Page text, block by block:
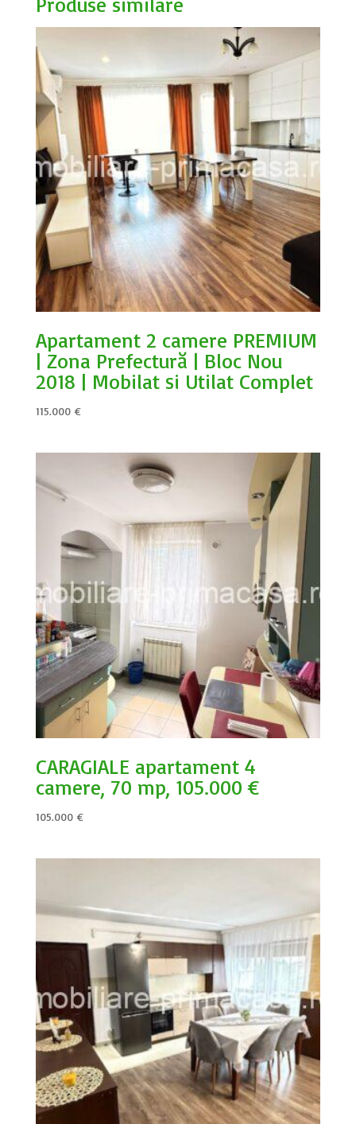
Apartament 2 camere PREMIUM
| Zona Prefectură | Bloc Nou
2018 | Mobilat și Utilat Complet
115.000€
CARAGIALE apartament 4
camere, 70 mp, 105.000 €
105.000€